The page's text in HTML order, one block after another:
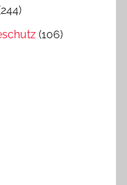
(106)